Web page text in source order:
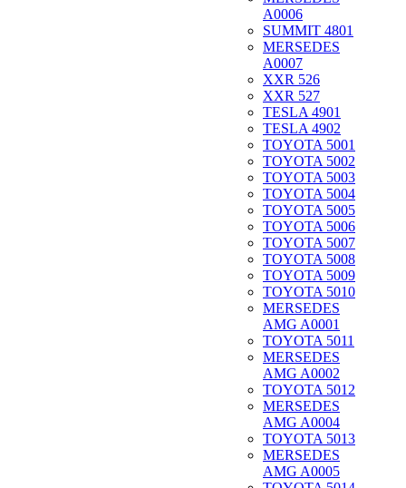
A0006
SUMMIT 4801
MERSEDES
A0007
XXR 526
XXR 527
TESLA 4901
TESLA 4902
TOYOTA 5001
TOYOTA 5002
TOYOTA 5003
TOYOTA 5004
TOYOTA 5005
TOYOTA 5006
TOYOTA 5007
TOYOTA 5008
TOYOTA 5009
TOYOTA 5010
MERSEDES
AMG A0001
TOYOTA 5011
MERSEDES
AMG A0002
TOYOTA 5012
MERSEDES
AMG A0004
TOYOTA 5013
MERSEDES
AMG A0005